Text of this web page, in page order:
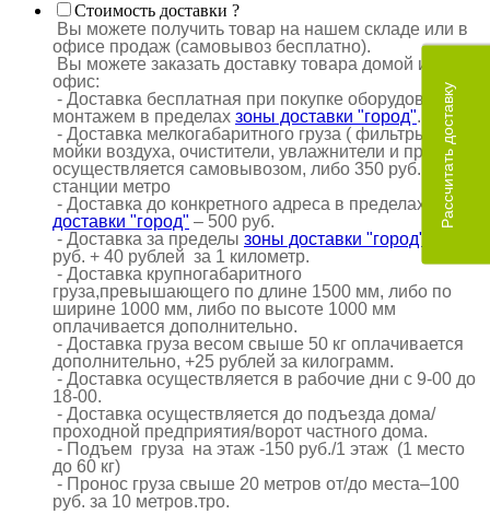
Стоимость доставки ?
Вы можете получить товар на нашем складе или в
офисе продаж (самовывоз бесплатно).
Вы можете заказать доставку товара домой или в
офис:
- Доставка бесплатная при покупке оборудования с
монтажем в пределах зоны доставки "город".
- Доставка мелкогабаритного груза ( фильтры,
мойки воздуха, очистители, увлажнители и пр.)
осуществляется самовывозом, либо 350 руб. до
станции метро
- Доставка до конкретного адреса в пределах
зоны
доставки "город" – 500 руб.
- Доставка за пределы зоны доставки "город"
руб. + 40 рублей за 1 километр.
- Доставка крупногабаритного
груза,превышающего по длине 1500 мм, либо по
ширине 1000 мм, либо по высоте 1000 мм
оплачивается дополнительно.
- Доставка груза весом свыше 50 кг оплачивается
дополнительно, +25 рублей за килограмм.
- Доставка осуществляется в рабочие дни с 9-00 до
18-00.
- Доставка осуществляется до подъезда дома/
проходной предприятия/ворот частного дома.
- Подъем груза на этаж -150 руб./1 этаж (1 место
до 60 кг)
- Пронос груза свыше 20 метров от/до места–100
руб. за 10 метров.тро.
Рассчитать доставку